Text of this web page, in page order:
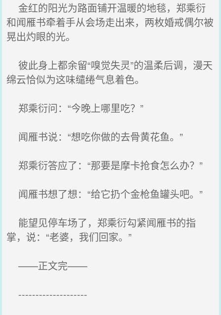
金红的阳光为路面铺开温暖的地毯，郑乘衍
和闻雁书牵着手从会场走出来，两枚婚戒偶尔被
晃出灼眼的光。
彼此身上都余留“嗅觉失灵”的温柔后调，漫天
绵云恰似为这味缱绻气息着色。
郑乘衍问：“今晚上哪里吃？”
闻雁书说：“想吃你做的去骨黄花鱼。”
郑乘衍答应了：“那要是摩卡抢食怎么办？”
闻雁书想了想：“给它扔个金枪鱼罐头吧。”
能望见停车场了，郑乘衍勾紧闻雁书的指
掌，说：“老婆，我们回家。”
——正文完——
--------------------